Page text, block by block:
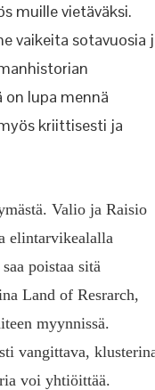
muille vietäväksi.
vaikeita sotavuosia
on lupa mennä
kriittisesti ja
Valio ja Raisio
elintarvikealalla
poistaa sitä
Land of Resrarch,
myynnissä.
vangittava,
voi yhtiöittää.